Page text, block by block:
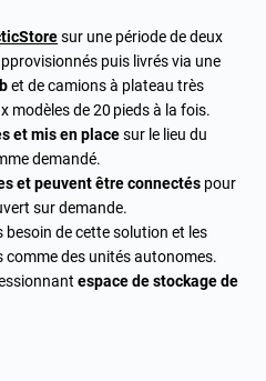
sur une période de deux
puis livrés via une
et de camions à plateau très
modèles de 20 pieds à la fois.
et mis en placesur le lieu du
demandé.
et peuvent être connectés pour
sur demande.
besoin de cette solution et les
comme des unités autonomes.
espace de stockage de